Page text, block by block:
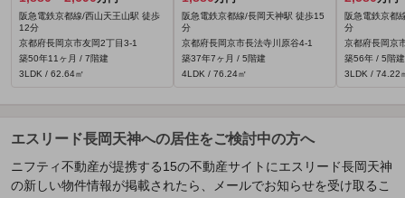
阪急電鉄京都線/西山天王山駅 徒歩
12分
京都府長岡京市友岡2丁目3-1
築50年11ヶ月 / 7階建
3LDK / 62.64㎡
阪急電鉄京都線/長岡天神駅 徒歩15
分
京都府長岡京市長法寺川原谷4‐1
築37年7ヶ月 / 5階建
4LDK / 76.24㎡
阪急電鉄京都
分
京都府長岡京
築56年 / 5階建
3LDK / 74.22
エスリード長岡天神への居住をご検討中の方へ
ニフティ不動産が提携する15の不動産サイトにエスリード長岡天神
の新しい物件情報が掲載されたら、メールでお知らせを受け取るこ